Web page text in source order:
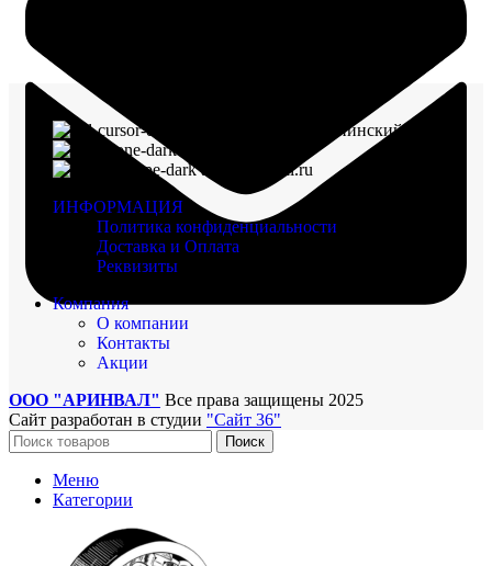
г. Воронеж, пр-кт Ленинский, д. 221
arinval@mail.ru
ИНФОРМАЦИЯ
Политика конфиденциальности
Доставка и Оплата
Реквизиты
Компания
О компании
Контакты
Акции
ООО "АРИНВАЛ" Все права защищены 2025
Сайт разработан в студии "Сайт 36"
Поиск
Меню
Категории